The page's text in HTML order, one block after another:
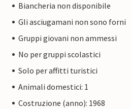
Biancheria non disponibile
Gli asciugamani non sono forni
Gruppi giovani non ammessi
No per gruppi scolastici
Solo per affitti turistici
Animali domestici: 1
Costruzione (anno): 1968